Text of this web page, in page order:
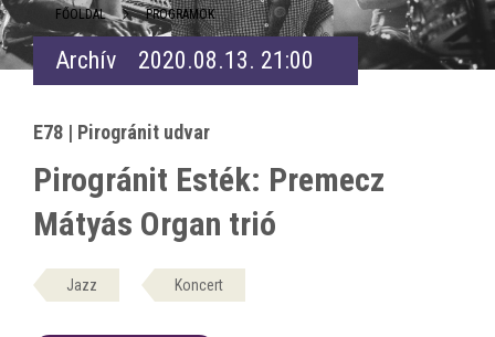
FŐOLDAL PROGRAMOK
Archív 2020.08.13. 21:00
E78 | Pirogránit udvar
Pirogránit Esték: Premecz
Mátyás Organ trió
Jazz Koncert